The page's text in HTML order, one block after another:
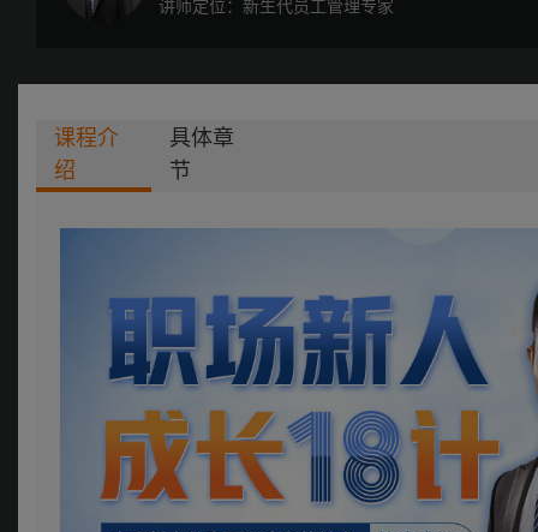
讲师定位：新生代员工管理专家
课程介
绍
具体章
节